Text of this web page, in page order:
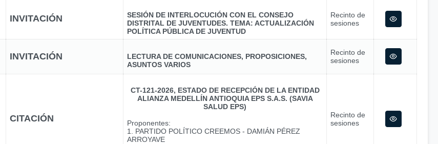
INVITACIÓN
SESIÓN DE INTERLOCUCIÓN CON EL CONSEJO
DISTRITAL DE JUVENTUDES. TEMA: ACTUALIZACIÓN
POLÍTICA PÚBLICA DE JUVENTUD
Recinto de
sesiones
INVITACIÓN
LECTURA DE COMUNICACIONES, PROPOSICIONES,
ASUNTOS VARIOS
Recinto de
sesiones
CITACIÓN
CT-121-2026, ESTADO DE RECEPCIÓN DE LA ENTIDAD
ALIANZA MEDELLÍN ANTIOQUIA EPS S.A.S. (SAVIA
SALUD EPS)
Proponentes:
1. PARTIDO POLÍTICO CREEMOS - DAMIÁN PÉREZ
ARROYAVE
Recinto de
sesiones